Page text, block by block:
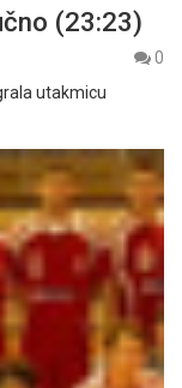
(23:23)
0
utakmicu